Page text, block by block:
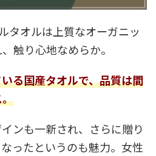
タオルは上質なオーガニッ
触り心地なめらか。
る国産タオルで、品質は間
ンも一新され、さらに贈り
ったというのも魅力。女性